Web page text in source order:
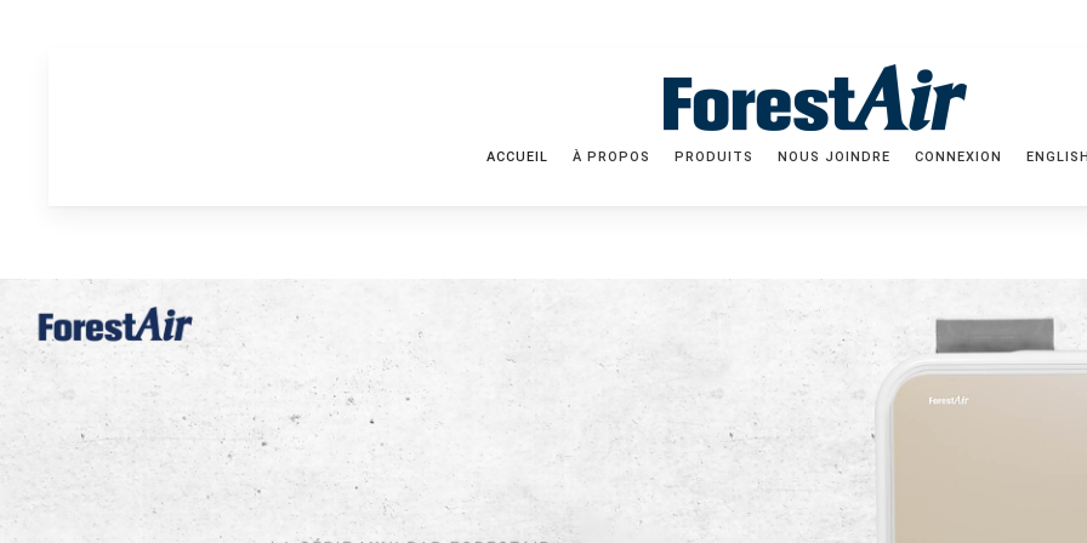
ACCUEIL À PROPOS PRODUITS NOUS JOINDRE CONNEXION